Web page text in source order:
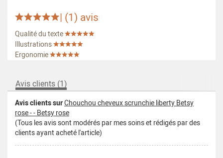
| (1) avis
Qualité du texte
Illustrations
Ergonomie
Avis clients (1)
Avis clients surChouchou cheveux scrunchie liberty Betsy
rose - - Betsy rose
(Tous les avis sont modérés par mes soins et rédigés par des
clients ayant acheté l'article)